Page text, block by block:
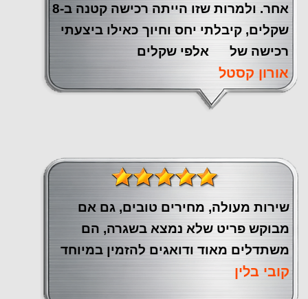
אחר. ולמרות שזו הייתה רכישה קטנה ב-8
שקלים, קיבלתי יחס וחיוך כאילו ביצעתי
רכישה של אלפי שקלים
אורון קסטל
שירות מעולה, מחירים טובים, גם אם
מבוקש פריט שלא נמצא בשגרה, הם
משתדלים מאוד ודואגים להזמין במיוחד
קובי בלין